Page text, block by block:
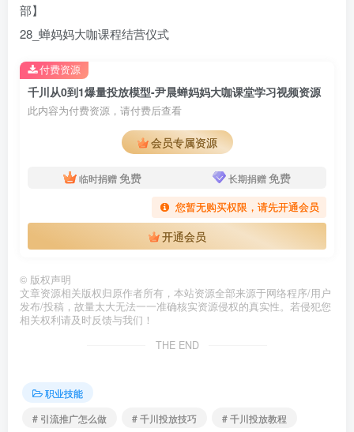
部】
28_蝉妈妈大咖课程结营仪式
千川从0到1爆量投放模型-尹晨蝉妈妈大咖课堂学习视频资源
此内容为付费资源，请付费后查看
会员专属资源
临时捐赠免费 长期捐赠免费
您暂无购买权限，请先开通会员
开通会员
付费资源
© 版权声明
文章资源相关版权归原作者所有，本站资源全部来源于网络程序/用户
发布/投稿，故量太大无法一一准确核实资源侵权的真实性。若侵犯您
相关权利请及时反馈与我们！
THE END
职业技能
# 引流推广怎么做
# 千川投放技巧 # 千川投放教程